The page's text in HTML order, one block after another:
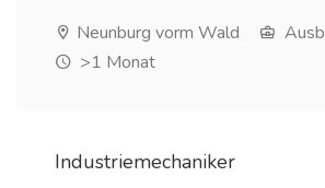
Neunburg vorm Wald
>1 Monat
Industriemechaniker